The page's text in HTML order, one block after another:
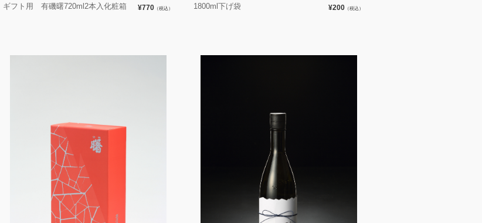
ギフト用 有磯曙720ml2本入化粧箱 ¥770 （税込） 1800ml下げ袋 ¥200 （税込）